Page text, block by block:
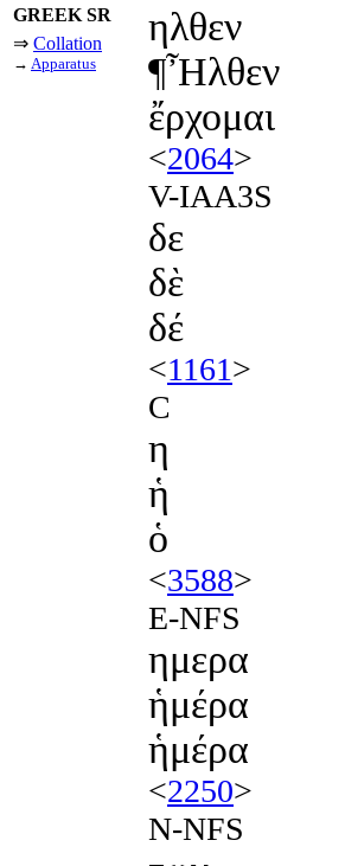
GREEK SR
⇒ Collation
→ Apparatus
ηλθεν
¶Ἦλθεν
ἔρχομαι
<2064>
V-IAA3S
δε
δὲ
δέ
<1161>
C
η
ἡ
ὁ
<3588>
E-NFS
ημερα
ἡμέρα
ἡμέρα
<2250>
N-NFS